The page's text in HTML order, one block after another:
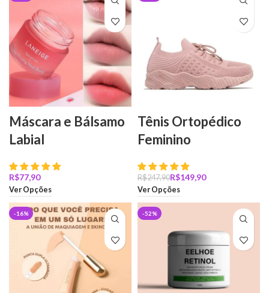
Máscara e Bálsamo
Labial
R$
Ver Opções
Tênis Ortopédico
Feminino
R$247,90R$149,90
Ver Opções
-16% -52%